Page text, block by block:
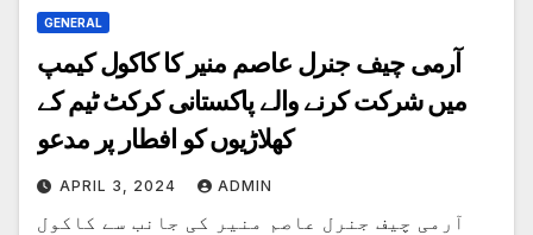
GENERAL
آرمی چیف جنرل عاصم منیر کا کاکول کیمپ
میں شرکت کرنے والے پاکستانی کرکٹ ٹیم کے
کھلاڑیوں کو افطار پر مدعو
APRIL 3, 2024 ADMIN
آرمی چیف جنرل عاصم منیر کی جانب سے کاکول